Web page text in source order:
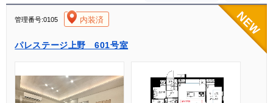
管理番号:0105 内装済
パレステージ上野 601号室
[004]